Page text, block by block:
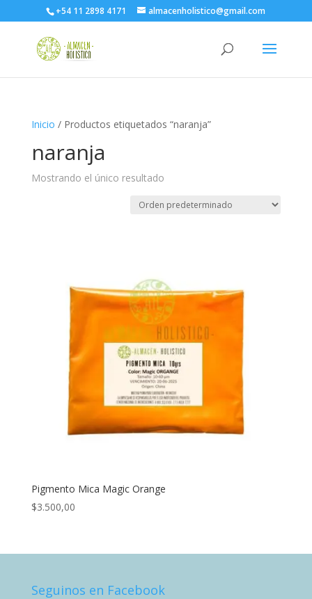
+54 11 2898 4171 almacenholistico@gmail.com
Inicio / Productos etiquetados “naranja”
naranja
Mostrando el único resultado
Pigmento Mica Magic Orange
$3.500,00
Seguinos en Facebook